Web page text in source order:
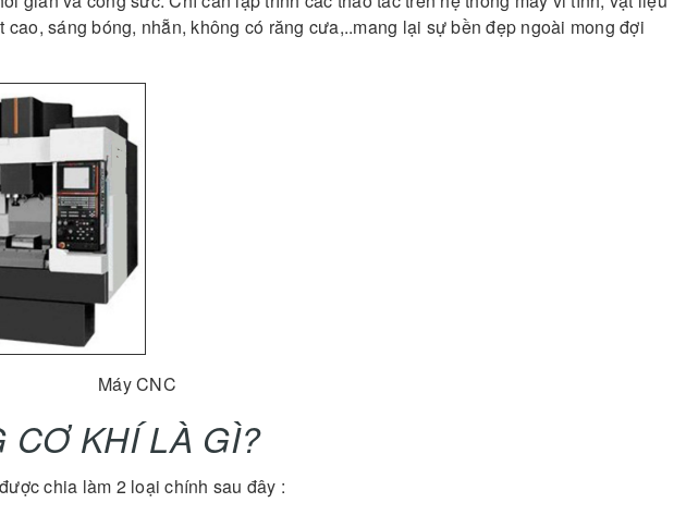
sáng bóng, nhẵn, không có răng cưa,..mang lại sự bền đẹp ngoài mong đợi
Máy CNC
CƠ KHÍ LÀ GÌ?
chia làm 2 loại chính sau đây :